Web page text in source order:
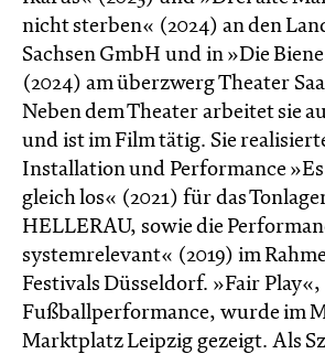
nicht sterben« (2024) an den
Sachsen GmbH und in »Die
(2024) am überzwerg Theater
Neben dem Theater arbeitet sie
und ist im Film tätig. Sie
Installation und Performance
gleich los« (2021) für das
HELLERAU, sowie die
systemrelevant« (2019) im
Festivals Düsseldorf. »Fair
Fußballperformance, wurde im
Marktplatz Leipzig gezeigt. Als